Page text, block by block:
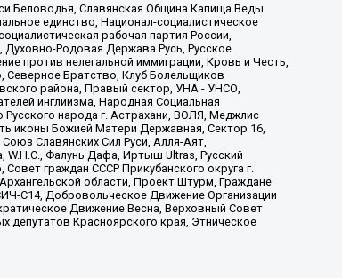
Беловодья, Славянская Община Капища Веды
единство, Национал-социалистическое
рабочая партия России,
Родовая Держава Русь, Русское
против нелегальной иммиграции, Кровь и Честь,
Северное Братство, Клуб Болельщиков
района, Правый сектор, УНА - УНСО,
инглиизма, Народная Социальная
Русского народа г. Астрахани, ВОЛЯ, Меджлис
иконы Божией Матери Державная, Сектор 16,
Славянских Сил Руси, Алля-Аят,
W.H.С., Фалунь Дафа, Иртыш Ultras, Русский
граждан СССР Прикубанского округа г.
области, Проект Штурм, Граждане
С14, Добровольческое Движение Организации
Движение Весна, Верховный Совет
депутатов Красноярского края, Этническое